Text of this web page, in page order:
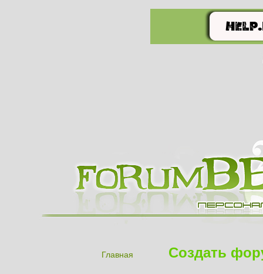
Главная Создать